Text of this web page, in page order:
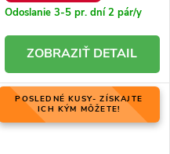
Odoslanie 3-5 pr. dní2 pár/y
DETAIL
POSLEDNÉ KUSY- ZÍSKAJTE
ICH KÝM MÔŽETE!